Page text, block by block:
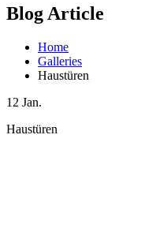
Blog Article
Home
Galleries
Haustüren
12 Jan.
Haustüren